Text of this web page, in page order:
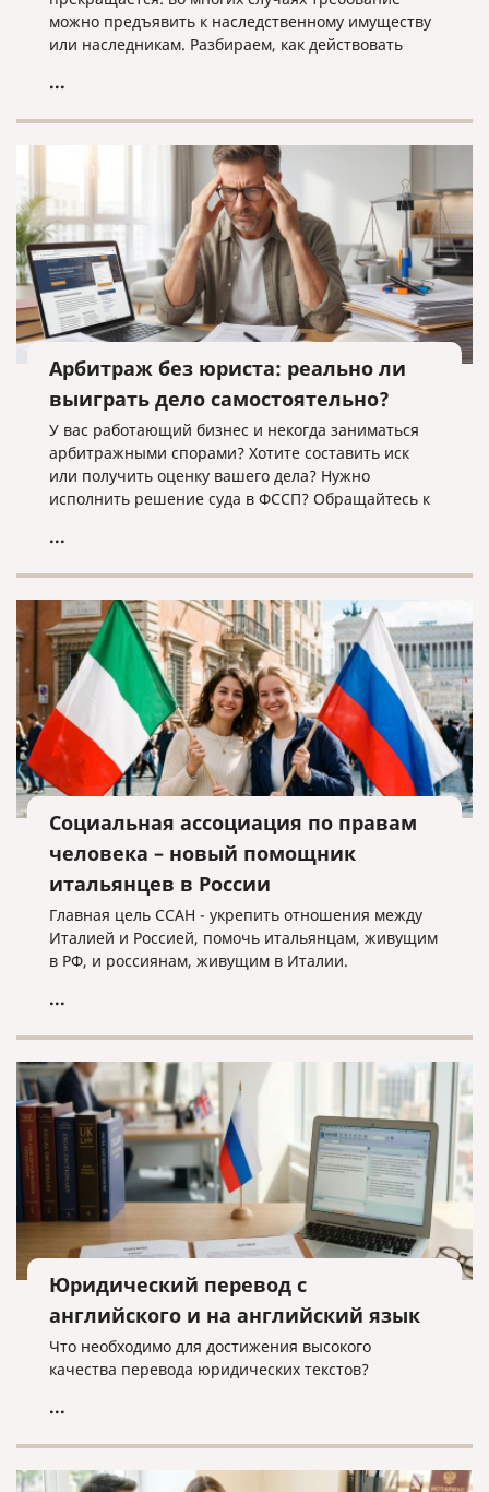
можно предъявить к наследственному имуществу
или наследникам. Разбираем, как действовать
наследство, еще не приняли его или когда
...
Арбитраж без юриста: реально ли
выиграть дело самостоятельно?
У вас работающий бизнес и некогда заниматься
арбитражными спорами? Хотите составить иск
или получить оценку вашего дела? Нужно
исполнить решение суда в ФССП? Обращайтесь к
...
Социальная ассоциация по правам
человека – новый помощник
итальянцев в России
Главная цель ССАН - укрепить отношения между
Италией и Россией, помочь итальянцам, живущим
в РФ, и россиянам, живущим в Италии.
...
Юридический перевод с
английского и на английский язык
Что необходимо для достижения высокого
качества перевода юридических текстов?
...